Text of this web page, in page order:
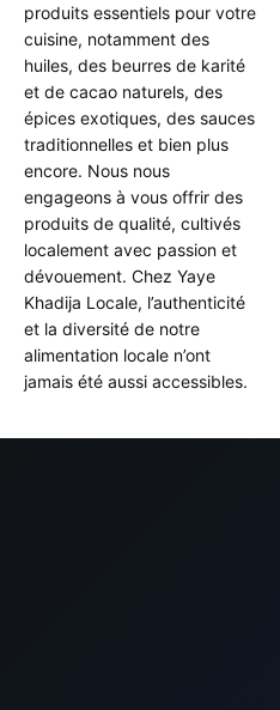
produits essentiels pour votre
cuisine, notamment des
huiles, des beurres de karité
et de cacao naturels, des
épices exotiques, des sauces
traditionnelles et bien plus
encore. Nous nous
engageons à vous offrir des
produits de qualité, cultivés
localement avec passion et
dévouement. Chez Yaye
Khadija Locale, l’authenticité
et la diversité de notre
alimentation locale n’ont
jamais été aussi accessibles.